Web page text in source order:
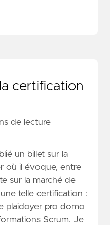
certification
de lecture
un billet sur la
où il évoque, entre
sur la marché de
telle certification :
plaidoyer pro domo
Scrum. Je